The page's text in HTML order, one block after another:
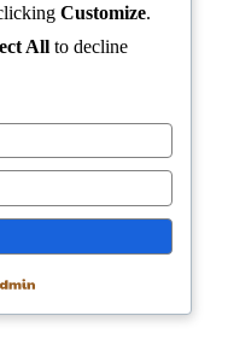
Customize.
All to decline